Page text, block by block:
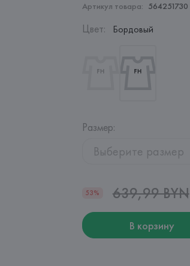
Артикул товара: 564251730
Цвет: Бордовый
Размер:
Выберите размер
53% 639,99 BYN
В корзину